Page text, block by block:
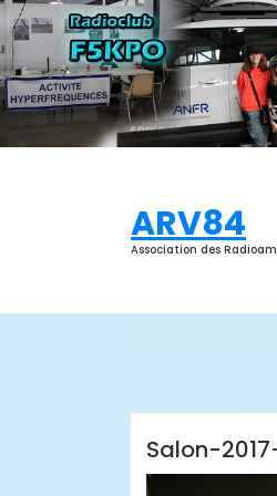
Aller
au
contenu
ARV84
Association des
Salon-